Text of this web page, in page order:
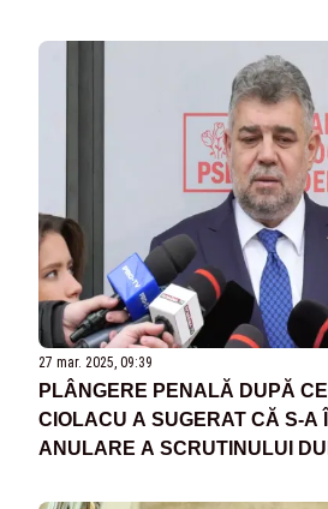
27 mar. 2025, 09:39
PLÂNGERE PENALĂ DUPĂ
CIOLACU A SUGERAT CĂ S-A
ANULARE A SCRUTINULUI